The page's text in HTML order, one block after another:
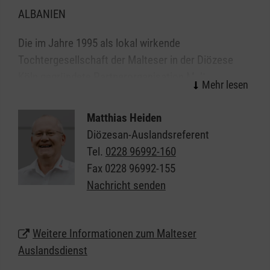
ALBANIEN
Die im Jahre 1995 als lokal wirkende
Tochtergesellschaft der Malteser in der Diözese
Köln gegründete Partnerorganisation Malteser-
Albania wurde in 2005 als eigenständige albanische
Hilfsorganisation des Malteser Ordens unter dem
Namen
Organizata Shqiptare e Urdhrit te Maltes
anerkannt und führt seine Projekte unter anderem
mit finanzieller und beraterischer Unterstützung
durch die Malteser in der Diözese Köln vor allem in
der Region um Shkodra, einer 300.000 Einwohner
Malteser-Albania durch.
Matthias Heiden
Diözesan-Auslandsreferent
Tel. 0228 96992-160
Fax 0228 96992-155
Nachricht senden
Weitere Informationen zum Malteser
Auslandsdienst